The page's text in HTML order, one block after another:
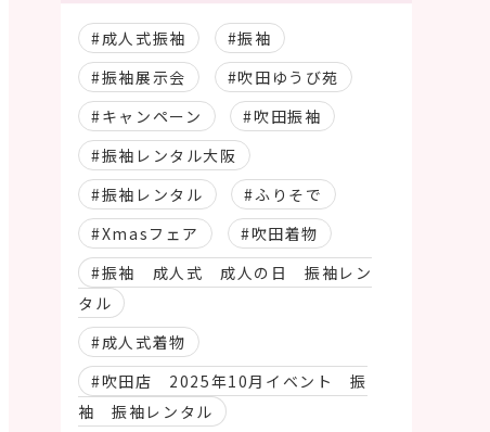
#成人式振袖
#振袖
#振袖展示会
#吹田ゆうび苑
#キャンペーン
#吹田振袖
#振袖レンタル大阪
#振袖レンタル
#ふりそで
#Xmasフェア
#吹田着物
#振袖 成人式 成人の日 振袖レン
タル
#成人式着物
#吹田店 2025年10月イベント 振
袖 振袖レンタル